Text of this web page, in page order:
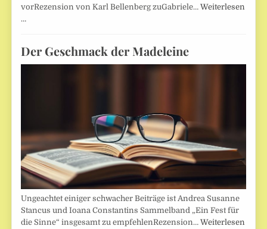
vorRezension von Karl Bellenberg zuGabriele…Weiterlesen
…
Der Geschmack der Madeleine
Ungeachtet einiger schwacher Beiträge ist Andrea Susanne
Stancus und Ioana Constantins Sammelband „Ein Fest für
die Sinne“ insgesamt zu empfehlenRezension…Weiterlesen